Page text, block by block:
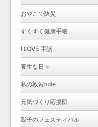
おやこで防災
すくすく健康手帳
I LOVE 手話
養生な日々
私の敦賀note
元気づくり応援団
親子のフェスティバル